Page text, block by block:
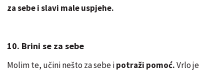
za sebe i slavi male uspjehe.
10. Brini se za sebe
Molim te, učini nešto za sebe ipotraži pomoć.Vrlo je